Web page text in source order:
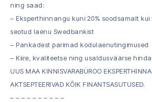
ning saad:
– Eksperthinnangu kuni 20% soodsamalt
seotud laenu Swedbankist
– Pankadest parimad kodulaenutingimused
– Kiire, kvaliteetse ning usaldusväärse
UUS MAA KINNISVARABÜROO
AKTSEPTEERIVAD KÕIK FINANTSASUTUSED.
– – – – – – – – – –